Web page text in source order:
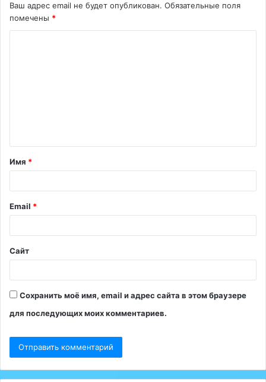
Ваш адрес email не будет опубликован. Обязательные поля
помечены *
т
а
й
*
Имя *
Email *
Сайт
Сохранить моё имя, email и адрес сайта в этом браузере
для последующих моих комментариев.